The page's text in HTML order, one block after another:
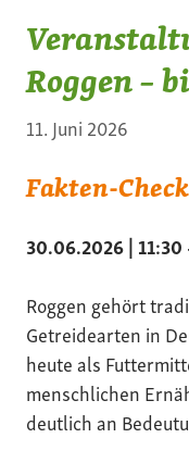
Roggen –
11. Juni 2026
Fakten-
30.06.2026 |
Roggen gehört
Getreidearten in
heute als
menschlichen
deutlich an